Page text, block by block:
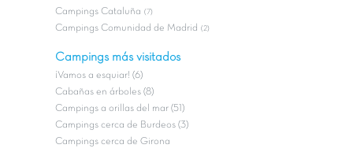
Campings Cataluña (7)
Campings Comunidad de Madrid (2)
Campings más visitados
¡Vamos a esquiar! (6)
Cabañas en árboles (8)
Campings a orillas del mar (51)
Campings cerca de Burdeos (3)
Campings cerca de Girona